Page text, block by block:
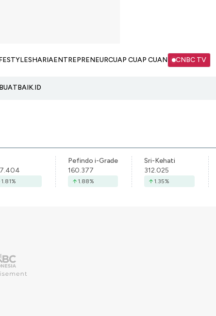
SHARIAENTREPRENEURCUAP CUAP CUAN CNBC TV
1.81%
Pefindo i-Grade
160.377
1.88%
Sri-Kehati
312.025
1.35%